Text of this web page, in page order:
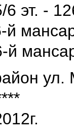
6 эт. -
й
й
ул.